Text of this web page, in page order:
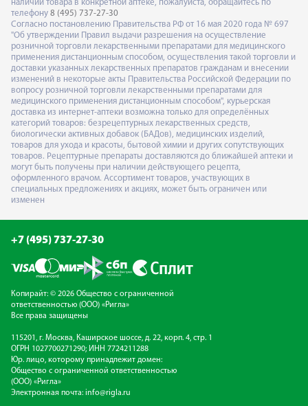
наличии товара в конкретной аптеке, пожалуйста, обращайтесь по
телефону 8 (495) 737-27-30
Согласно постановлению Правительства РФ от 16 мая 2020 года № 697
"Об утверждении Правил выдачи разрешения на осуществление
розничной торговли лекарственными препаратами для медицинского
применения дистанционным способом, осуществления такой торговли и
доставки указанных лекарственных препаратов гражданам и внесении
изменений в некоторые акты Правительства Российской Федерации по
вопросу розничной торговли лекарственными препаратами для
медицинского применения дистанционным способом", курьерская
доставка из интернет-аптеки возможна только для определённых
категорий товаров: безрецептурных лекарственных средств,
биологически активных добавок (БАДов), медицинских изделий,
товаров для ухода и красоты, бытовой химии и других сопутствующих
товаров. Рецептурные препараты доставляются до ближайшей аптеки и
могут быть получены при наличии действующего рецепта,
оформленного врачом. Ассортимент товаров, участвующих в
специальных предложениях и акциях, может быть ограничен или
изменен
+7 (495) 737-27-30
Копирайт: © 2026 Общество с ограниченной
ответственностью (ООО) «Ригла»
Все права защищены
115201, г. Москва, Каширское шоссе, д. 22, корп. 4, стр. 1
ОГРН 1027700271290; ИНН 7724211288
Юр. лицо, которому принадлежит домен:
Общество с ограниченной ответственностью
(ООО) «Ригла»
Электронная почта: info@rigla.ru